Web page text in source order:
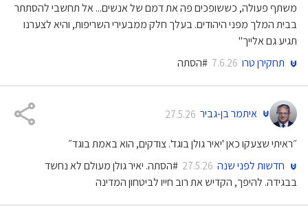
משתף פעולה, כששופכים פה את דמם של אנשים... אל תחשבי להסתתר
בבית המלך מפני היהודים. בעלך חלק ממבעירי השריפות, והיא לצערנו
תגיע גם אלייך"
תחקירן טרו 7.6.26 #הסתה
איתמר בן-גביר 27.5.26
״ראיתי שצעקו כאן 'יאיר גולן בוגד'. צודקים, הוא באמת בוגד״
חדשות לפני שנה 27.5.26 #הסתה. יאיר גולן מעולם לא נחשד
בבגידה. להיפך, הקדיש את רוב חייו לביטחון המדינה